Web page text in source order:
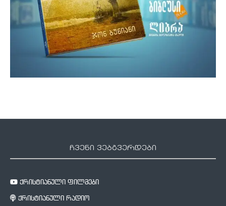
ჩვენი ვებგვერდები
ქრისტიანული ფილმები
ქრისტიანული რადიო